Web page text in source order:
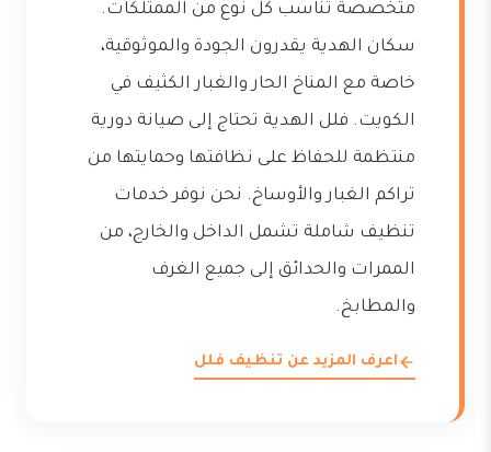
متخصصة تناسب كل نوع من الممتلكات.
سكان الهدية يقدرون الجودة والموثوقية،
خاصة مع المناخ الحار والغبار الكثيف في
الكويت. فلل الهدية تحتاج إلى صيانة دورية
منتظمة للحفاظ على نظافتها وحمايتها من
تراكم الغبار والأوساخ. نحن نوفر خدمات
تنظيف شاملة تشمل الداخل والخارج، من
الممرات والحدائق إلى جميع الغرف
والمطابخ.
اعرف المزيد عن تنظيف فلل